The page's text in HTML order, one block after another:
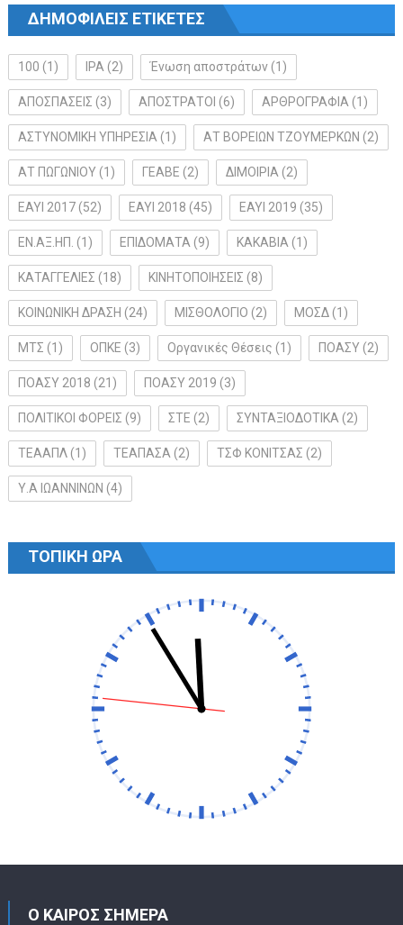
ΔΗΜΟΦΙΛΕΙΣ ΕΤΙΚΕΤΕΣ
100 (1) IPA (2) Ένωση αποστράτων(1)
ΑΠΟΣΠΑΣΕΙΣ (3) ΑΠΟΣΤΡΑΤΟΙ (6) ΑΡΘΡΟΓΡΑΦΙΑ (1)
ΑΣΤΥΝΟΜΙΚΗ ΥΠΗΡΕΣΙΑ (1) ΑΤ ΒΟΡΕΙΩΝ ΤΖΟΥΜΕΡΚΩΝ (2)
ΑΤ ΠΩΓΩΝΙΟΥ(1) ΓΕΑΒΕ (2) ΔΙΜΟΙΡΙΑ (2)
ΕΑΥΙ 2017(52) ΕΑΥΙ 2018 (45) ΕΑΥΙ 2019 (35)
ΕΝ.ΑΞ.ΗΠ. (1) ΕΠΙΔΟΜΑΤΑ (9) ΚΑΚΑΒΙΑ (1)
ΚΑΤΑΓΓΕΛΙΕΣ (18) ΚΙΝΗΤΟΠΟΙΗΣΕΙΣ (8)
ΚΟΙΝΩΝΙΚΗ ΔΡΑΣΗ (24) ΜΙΣΘΟΛΟΓΙΟ (2) ΜΟΣΔ(1)
ΜΤΣ (1) ΟΠΚΕ (3) Οργανικές Θέσεις (1) ΠΟΑΣΥ(2)
ΠΟΑΣΥ 2018 (21) ΠΟΑΣΥ 2019 (3)
ΠΟΛΙΤΙΚΟΙ ΦΟΡΕΙΣ (9) ΣΤΕ (2) ΣΥΝΤΑΞΙΟΔΟΤΙΚΑ (2)
ΤΕΑΑΠΛ(1) ΤΕΑΠΑΣΑ (2) ΤΣΦ ΚΟΝΙΤΣΑΣ (2)
Υ.Α ΙΩΑΝΝΙΝΩΝ (4)
ΤΟΠΙΚΗ ΩΡΑ
Ο ΚΑΙΡΟΣ ΣΗΜΕΡΑ